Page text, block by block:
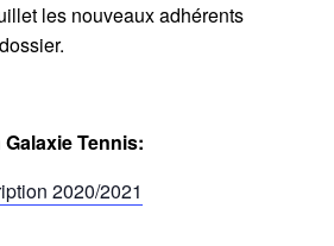
les nouveaux adhérents
Tennis:
2020/2021